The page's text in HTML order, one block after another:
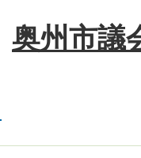
奥州市議